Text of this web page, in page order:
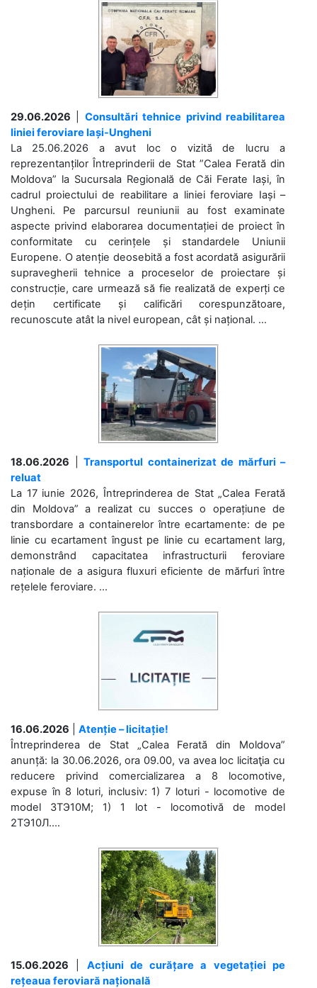
29.06.2026
Consultări tehnice privind reabilitarea
liniei feroviare Iași-Ungheni
La 25.06.2026 a avut loc o vizită de lucru a
reprezentanților Întreprinderii de Stat ”Calea Ferată din
Moldova” la Sucursala Regională de Căi Ferate Iași, în
cadrul proiectului de reabilitare a liniei feroviare Iași –
Ungheni. Pe parcursul reuniunii au fost examinate
aspecte privind elaborarea documentației de proiect în
conformitate cu cerințele și standardele Uniunii
Europene. O atenție deosebită a fost acordată asigurării
supravegherii tehnice a proceselor de proiectare și
construcție, care urmează să fie realizată de experți ce
dețin certificate și calificări corespunzătoare,
recunoscute atât la nivel european, cât și național. ...
18.06.2026
Transportul containerizat de mărfuri –
reluat
La 17 iunie 2026, Întreprinderea de Stat „Calea Ferată
din Moldova” a realizat cu succes o operațiune de
transbordare a containerelor între ecartamente: de pe
linie cu ecartament îngust pe linie cu ecartament larg,
demonstrând capacitatea infrastructurii feroviare
naționale de a asigura fluxuri eficiente de mărfuri între
rețelele feroviare. ...
16.06.2026
Atenție – licitație!
Întreprinderea de Stat „Calea Ferată din Moldova”
anunță: la 30.06.2026, ora 09.00, va avea loc licitaţia cu
reducere privind comercializarea a 8 locomotive,
expuse în 8 loturi, inclusiv: 1) 7 loturi - locomotive de
model 3ТЭ10М; 1) 1 lot - locomotivă de model
2ТЭ10Л....
15.06.2026
Acțiuni de curățare a vegetației pe
rețeaua feroviară națională